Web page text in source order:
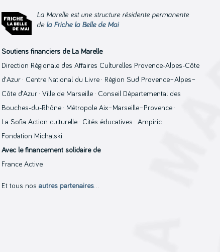
La Marelle est une structure résidente permanente
de la Friche la Belle de Mai
Soutiens financiers de La Marelle
Direction Régionale des Affaires Culturelles Provence-Alpes-Côte
d’Azur · Centre National du Livre · Région Sud Provence–Alpes–
Côte d’Azur · Ville de Marseille · Conseil Départemental des
Bouches-du-Rhône · Métropole Aix–Marseille–Provence ·
La Sofia Action culturelle · Cités éducatives · Ampiric ·
Fondation Michalski
Avec le financement solidaire de
France Active
Et tous nosautres partenaires…